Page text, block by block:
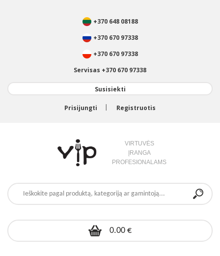
+370 648 08188
+370 670 97338
+370 670 97338
Servisas +370 670 97338
Susisiekti
Prisijungti Registruotis
VIRTUVĖS
ĮRANGA
PROFESIONALAMS
0.00 €